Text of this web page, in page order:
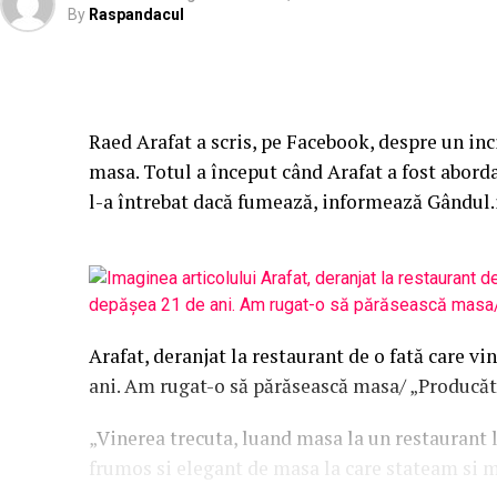
By Raspandacul
Raed Arafat a scris, pe Facebook, despre un
masa. Totul a început când Arafat a fost
l-a întrebat dacă fumează, informează
Arafat, deranjat la restaurant de o fată care
ani. Am rugat-o să părăsească masa/
„Vinerea trecuta, luand masa la un
frumos si elegant de masa la care stateam si